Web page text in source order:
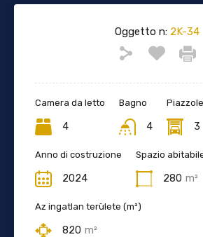
Oggetto n:2K-34
Camera da letto
4
Bagno
4
Piazzole
3
Anno di costruzione
2024
Spazio
280 m²
Az ingatlan területe (m²)
820 m²